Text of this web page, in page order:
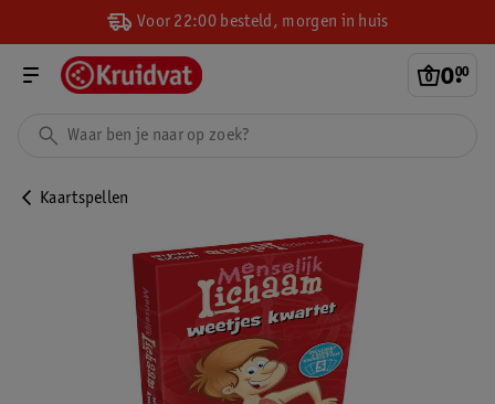
Voor 22:00 besteld, morgen in huis
0.
00
Kaartspellen